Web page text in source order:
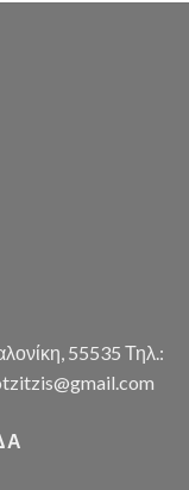
55535 Τηλ.: